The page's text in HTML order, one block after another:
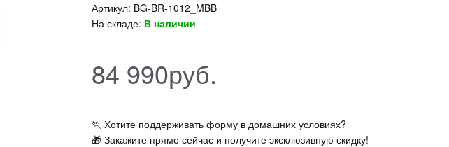
Артикул: BG-BR-1012_MBB
На складе: В наличии
84 990руб.
🏃‍ Хотите поддерживать форму в домашних условиях?
🎁 Закажите прямо сейчас и получите эксклюзивную скидку!